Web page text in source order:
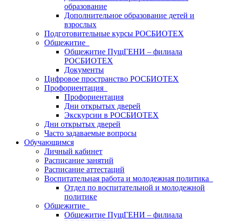
образование
Дополнительное образование детей и
взрослых
Подготовительные курсы РОСБИОТЕХ
Общежитие
Общежитие ПущГЕНИ – филиала
РОСБИОТЕХ
Документы
Цифровое пространство РОСБИОТЕХ
Профориентация
Профориентация
Дни открытых дверей
Экскурсии в РОСБИОТЕХ
Дни открытых дверей
Часто задаваемые вопросы
Обучающимся
Личный кабинет
Расписание занятий
Расписание аттестаций
Воспитательная работа и молодежная политика
Отдел по воспитательной и молодежной
политике
Общежитие
Общежитие ПущГЕНИ – филиала